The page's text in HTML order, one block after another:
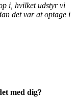
i, hvilket udstyr vi
det var at optage i
med dig?